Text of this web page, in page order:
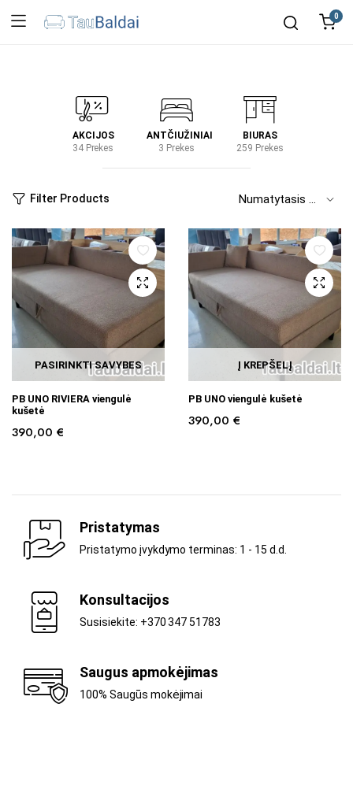
0
AKCIJOS
34 Prekes
ANTČIUŽINIAI
3 Prekes
BIURAS
259 Prekes
Filter Products
PASIRINKTI SAVYBES
PB UNO RIVIERA viengulė
kušetė
390,00 €
Į KREPŠELĮ
PB UNO viengulė kušetė
390,00 €
Pristatymas
Pristatymo įvykdymo terminas: 1 - 15 d.d.
Konsultacijos
Susisiekite: +370 347 51783
Saugus apmokėjimas
100% Saugūs mokėjimai